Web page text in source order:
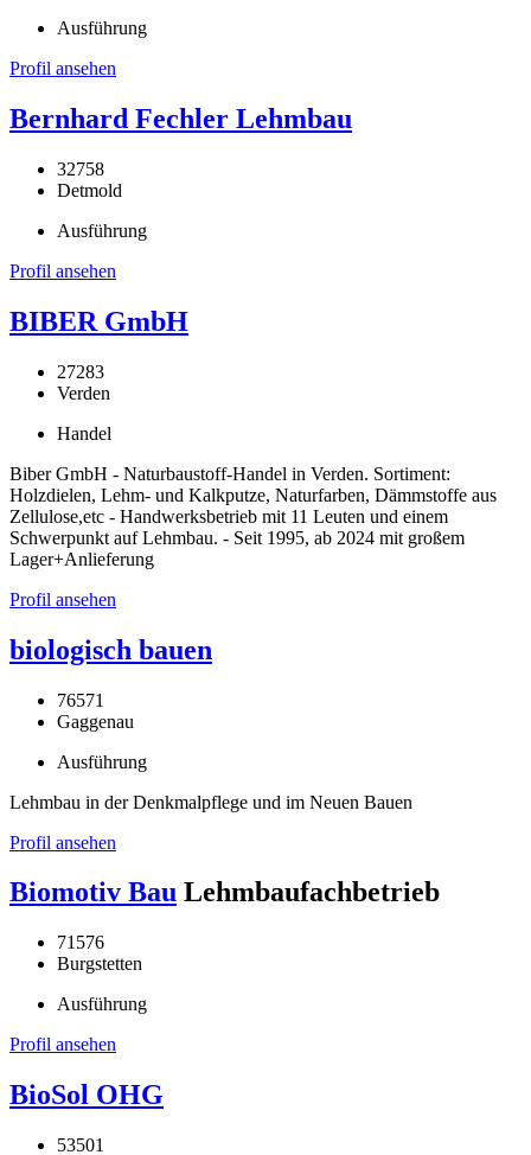
Ausführung
Profil ansehen
Bernhard Fechler Lehmbau
32758
Detmold
Ausführung
Profil ansehen
BIBER GmbH
27283
Verden
Handel
Biber GmbH - Naturbaustoff-Handel in Verden. Sortiment:
Holzdielen, Lehm- und Kalkputze, Naturfarben, Dämmstoffe aus
Zellulose,etc - Handwerksbetrieb mit 11 Leuten und einem
Schwerpunkt auf Lehmbau. - Seit 1995, ab 2024 mit großem
Lager+Anlieferung
Profil ansehen
biologisch bauen
76571
Gaggenau
Ausführung
Lehmbau in der Denkmalpflege und im Neuen Bauen
Profil ansehen
Biomotiv Bau Lehmbaufachbetrieb
71576
Burgstetten
Ausführung
Profil ansehen
BioSol OHG
53501